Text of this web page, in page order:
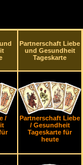
Partnerschaft Liebe
und Gesundheit
Tageskarte
/
Partnerschaft Liebe
/ Gesundheit
Tageskarte für
heute